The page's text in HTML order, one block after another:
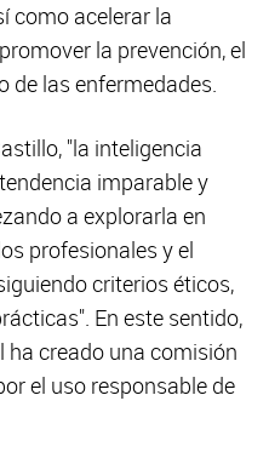
como acelerar la
la prevención, el
de las enfermedades.
"la inteligencia
imparable y
a explorarla en
profesionales y el
criterios éticos,
En este sentido,
ha creado una comisión
el uso responsable de